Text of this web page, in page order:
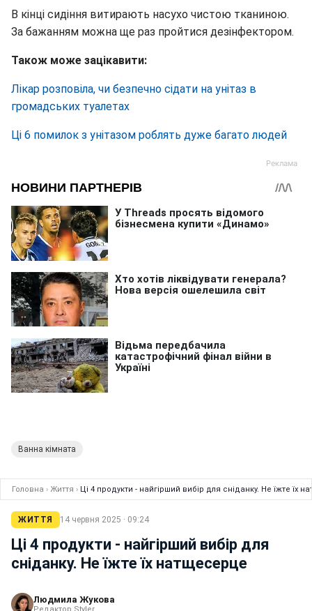
В кінці сидіння витирають насухо чистою тканиною.
За бажанням можна ще раз пройтися дезінфектором.
Також може зацікавити:
Лікар розповіла, чи безпечно сідати на унітаз в
громадських туалетах
Ці 6 помилок з унітазом роблять дуже багато людей
Ванна кімната
Головна › Життя › Ці 4 продукти - найгірший вибір для сніданку. Не їжте їх
ЖИТТЯ 14 червня 2025 · 09:24
Ці 4 продукти - найгірший вибір для
сніданку. Не їжте їх натщесерце
Людмила Жукова